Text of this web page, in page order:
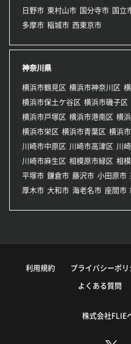
日野市 東村山市 国分寺市 国立
多摩市 稲城市 西東京市
神奈川県
横浜市鶴見区 横浜市神奈川区
横浜市保土ケ谷区 横浜市磯子区
横浜市戸塚区 横浜市港南区 横
横浜市栄区 横浜市青葉区 横浜
川崎市中原区 川崎市高津区 川
川崎市麻生区 相模原市緑区 相
平塚市 鎌倉市 藤沢市 小田原市
厚木市 大和市 海老名市 座間市
利用規約 プライバシーポリ
よくある質問
株式会社FLIE